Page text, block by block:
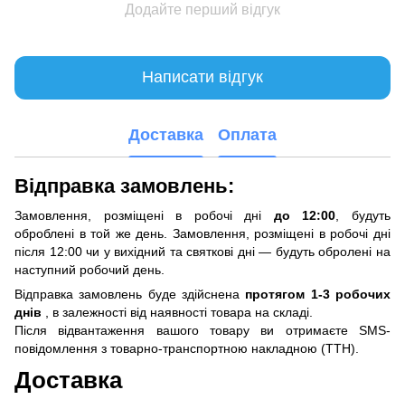
Додайте перший відгук
Написати відгук
Доставка Оплата
Відправка замовлень:
Замовлення, розміщені в робочі дні до 12:00 , будуть
оброблені в той же день. Замовлення, розміщені в робочі дні
після 12:00 чи у вихідний та святкові дні — будуть обролені на
наступний робочий день.
Відправка замовлень буде здійснена протягом 1-3 робочих
днів , в залежності від наявності товара на складі.
Після відвантаження вашого товару ви отримаєте SMS-
повідомлення з товарно-транспортною накладною (ТТН).
Доставка